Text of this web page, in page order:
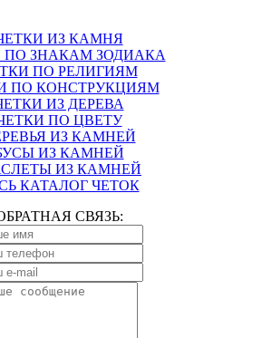
ИЗ КАМНЯ
ПО ЗНАКАМ ЗОДИАКА
ПО РЕЛИГИЯМ
ПО КОНСТРУКЦИЯМ
ИЗ ДЕРЕВА
ПО ЦВЕТУ
ИЗ КАМНЕЙ
ИЗ КАМНЕЙ
ИЗ КАМНЕЙ
КАТАЛОГ ЧЕТОК
СВЯЗЬ: